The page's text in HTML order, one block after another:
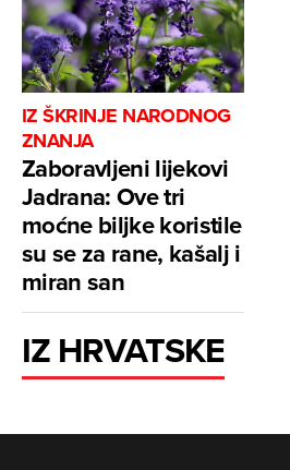
IZ ŠKRINJE NARODNOG
ZNANJA
Zaboravljeni lijekovi
Jadrana: Ove tri
moćne biljke koristile
su se za rane, kašalj i
miran san
IZ HRVATSKE